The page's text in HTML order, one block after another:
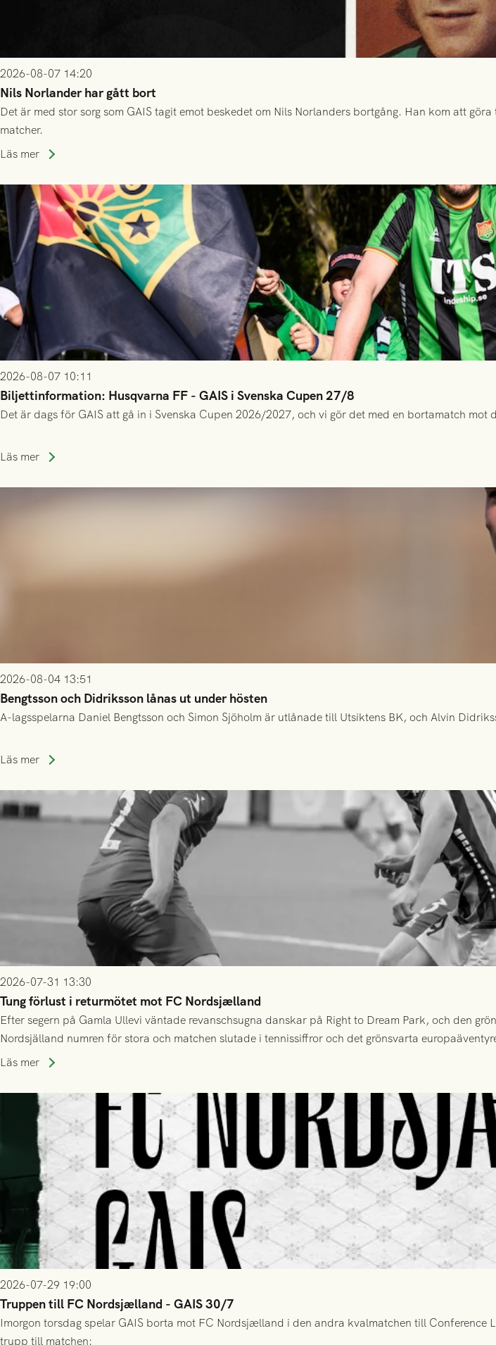
2026-08-07 14:20
Nils Norlander har gått bort
Det är med stor sorg som GAIS tagit emot beskedet om Nils Norlanders bortgång. Han kom att
matcher.
Läs mer
2026-08-07 10:11
Biljettinformation: Husqvarna FF - GAIS i Svenska Cupen 27/8
Det är dags för GAIS att gå in i Svenska Cupen 2026/2027, och vi gör det med en bortamatch
Läs mer
2026-08-04 13:51
Bengtsson och Didriksson lånas ut under hösten
A-lagsspelarna Daniel Bengtsson och Simon Sjöholm är utlånade till Utsiktens BK, och Alvin
Läs mer
2026-07-31 13:30
Tung förlust i returmötet mot FC Nordsjælland
Efter segern på Gamla Ullevi väntade revanschsugna danskar på Right to Dream Park, och den
Nordsjälland numren för stora och matchen slutade i tennissiffror och det grönsvarta
Läs mer
2026-07-29 19:00
Truppen till FC Nordsjælland - GAIS 30/7
Imorgon torsdag spelar GAIS borta mot FC Nordsjælland i den andra kvalmatchen till
trupp till matchen: